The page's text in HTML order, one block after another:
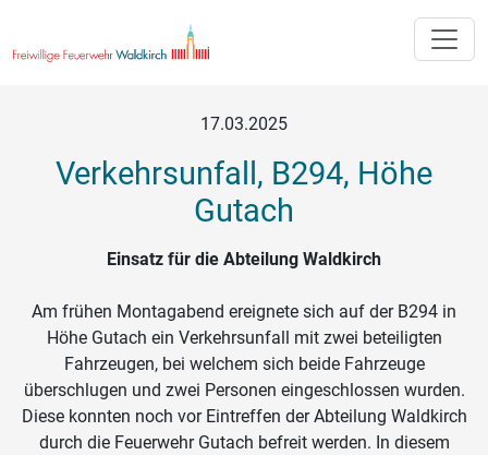
17.03.2025
Verkehrsunfall, B294, Höhe
Gutach
Einsatz für die Abteilung Waldkirch
Am frühen Montagabend ereignete sich auf der B294 in
Höhe Gutach ein Verkehrsunfall mit zwei beteiligten
Fahrzeugen, bei welchem sich beide Fahrzeuge
überschlugen und zwei Personen eingeschlossen wurden.
Diese konnten noch vor Eintreffen der Abteilung Waldkirch
durch die Feuerwehr Gutach befreit werden. In diesem